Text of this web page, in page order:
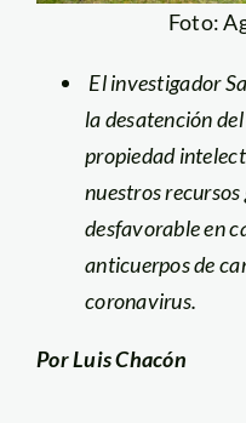
Foto:
El investigador
la desatención
propiedad
nuestros
desfavorable en
anticuerpos de
coronavirus.
Por Luis Chacón